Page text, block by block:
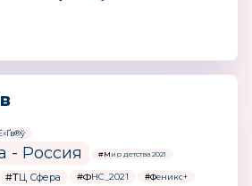
- Россия #Мир детства 2021
#ТЦ Сфера #ФНС_2021 #Феникс+